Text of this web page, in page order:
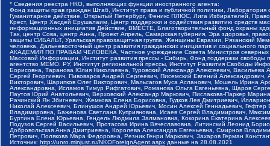
* Сведения реестра НКО, выполняющих функции иностранного агента:
Фонд защиты прав граждан Штаб, Институт права и публичной политики,
Гуманитарное действие, Открытый Петербург, Феникс ПЛЮС, Лига Избирателей,
Крест, Центр Хасдей Ерушалаим, Центр поддержки и содействия развитию средств
информационных инициатив Действие, ВМЕСТЕ, Благотворительный фонд охраны
Так, центр Сова, центр Анна, Проект Апрель, Самарская губерния, Эра здоровья,
защиты СИБАЛЬТ, Уральская правозащитная группа, Женщины Евразии, Рязанский
человека, Дальневосточный центр развития гражданских инициатив и социального
АКАДЕМИЯ ПО ПРАВАМ ЧЕЛОВЕКА, Частное учреждение Совета Министров северных
Массовой Информации, Институт развития прессы - Сибирь, Фонд поддержки
агентство МЕМО. РУ, Институт региональной прессы, Институт Развития Свободы
Борисовна, Таранова Юлия Николаевна, Туровский Александр Алексеевич,
Сергей Георгиевич, Пивоваров Андрей Сергеевич, Писемский Евгений
Викторович, Шарипков Олег Викторович, Мальсагов Муса Асланович, Мошель Ирина
Александровна, Исламов Тимур Рифгатович, Романова Ольга Евгеньевна, Щаров
Паутов Юрий Анатольевич, Верховский Александр Маркович, Пислакова-Паркер
Рачинский Ян Збигневич, Жемкова Елена Борисовна, Гудков Лев Дмитриевич,
Николай Алексеевич, Блинушов Андрей Юрьевич, Мосин Алексей Геннадьевич,
Владимировна, Баженова Светлана Куприяновна, Исаев Сергей Владимирович,
Буртина Елена Юрьевна, Гендель Людмила Залмановна, Кокорина Екатерина
Подузов Сергей Васильевич, Протасова Ирина Вячеславовна, Литинский Леонид
Добровольская Анна Дмитриевна, Королева Александра Евгеньевна, Смирнов
Петрович, Полякова Мара Федоровна, Резник Генри Маркович, Захаров Герман
Источник: http://unro.minjust.ru/NKOForeignAgent.aspx данные на 28.08.2021